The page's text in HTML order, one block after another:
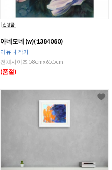
아네모네 (w)(1384080)
이유나 작가
전체사이즈 58cmx65.5cm
(품절)